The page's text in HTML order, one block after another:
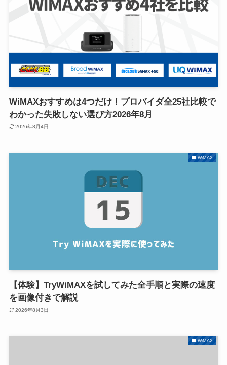
WiMAXおすすめは4つだけ！プロバイダ全25社比較で
わかった失敗しない選び方2026年8月
2026年8月4日
WiMAX
【体験】TryWiMAXを試してみた全手順と実際の速度
を画像付きで解説
2026年8月3日
WiMAX